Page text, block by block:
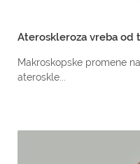
Ateroskleroza vreba od
Makroskopske promene
ateroskle...